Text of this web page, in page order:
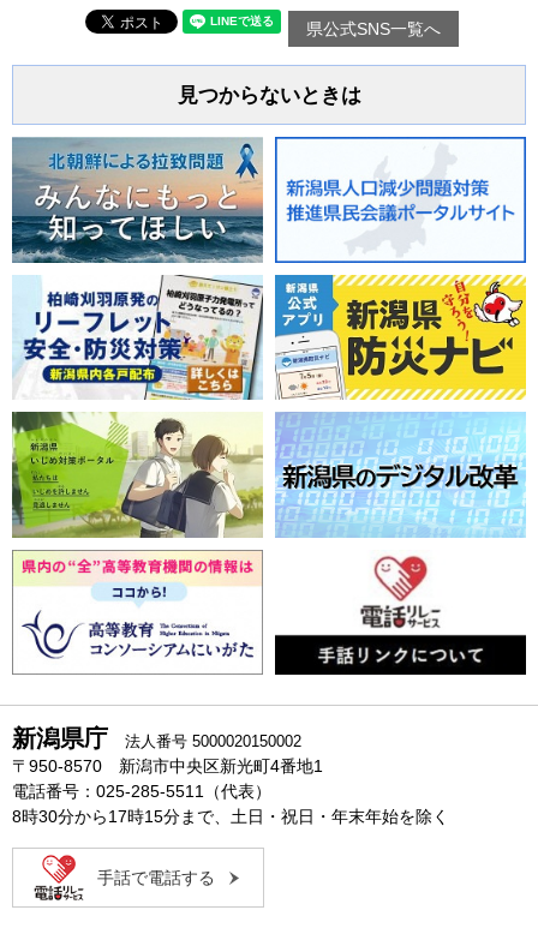
県公式SNS一覧へ
見つからないときは
新潟県庁 法人番号 5000020150002
〒950-8570 新潟市中央区新光町4番地1
電話番号：025-285-5511（代表）
8時30分から17時15分まで、土日・祝日・年末年始を除く
手話で電話する